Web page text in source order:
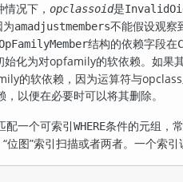
情况下， opclassoid是
amadjustmembers不能假设观察
结构的依赖字段在
始化为对opfamily的软依赖。如果
的软依赖，因为运算符与
以便在必要时可以将其删除。
配一个可索引WHERE条件的元组，
“位图”索引扫描或者两者。一个索